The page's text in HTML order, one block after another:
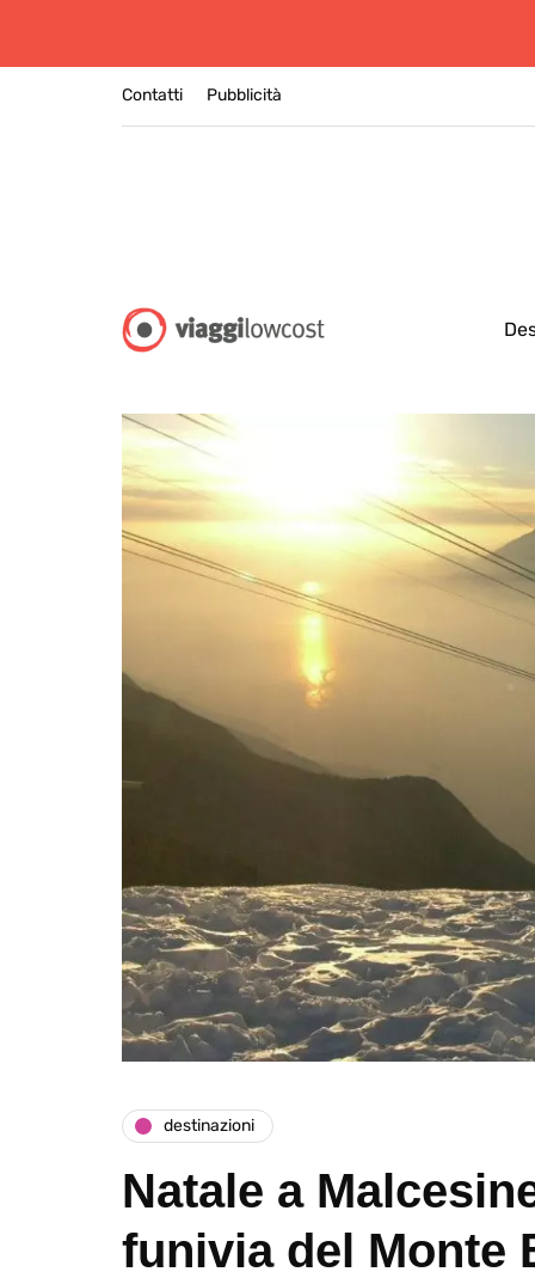
Contatti Pubblicità
destinazioni
Natale a
funivia del Monte